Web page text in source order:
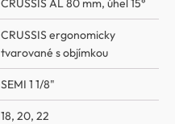
CRUSSIS AL 80 mm, úhel 15°
CRUSSIS ergonomicky
tvarované s objímkou
SEMI 1 1/8"
18, 20, 22